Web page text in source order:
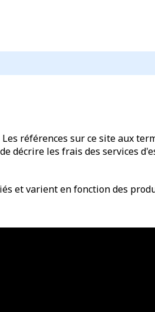
références sur ce site aux
décrire les frais des services
et varient en fonction des